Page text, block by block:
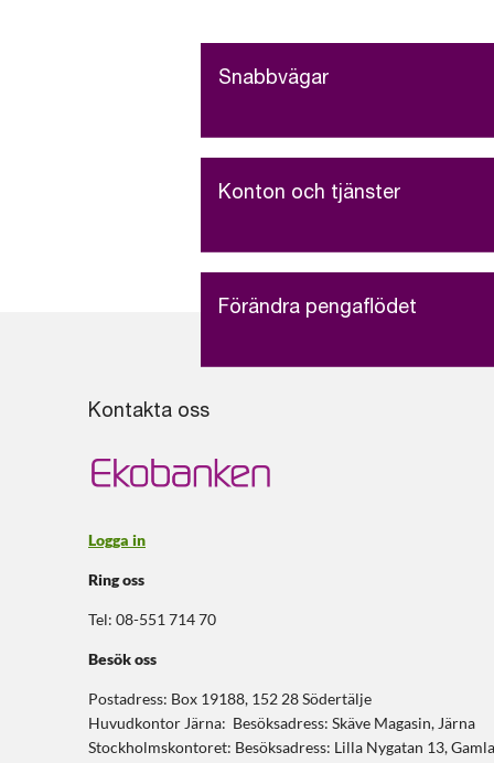
Snabbvägar
Konton och tjänster
Förändra pengaflödet
Kontakta oss
Logga in
Ring oss
Tel: 08-551 714 70
Besök oss
Postadress: Box 19188, 152 28 Södertälje
Huvudkontor Järna: Besöksadress: Skäve Magasin, Järna
Stockholmskontoret: Besöksadress: Lilla Nygatan 13,